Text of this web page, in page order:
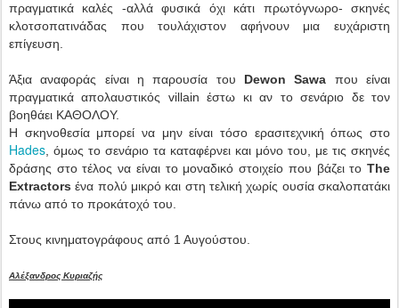
πραγματικά καλές -αλλά φυσικά όχι κάτι πρωτόγνωρο- σκηνές
κλοτσοπατινάδας που τουλάχιστον αφήνουν μια ευχάριστη
επίγευση.
Άξια αναφοράς είναι η παρουσία του Dewon Sawa που είναι
πραγματικά απολαυστικός villain έστω κι αν το σενάριο δε τον
βοηθάει ΚΑΘΟΛΟΥ.
Η σκηνοθεσία μπορεί να μην είναι τόσο ερασιτεχνική όπως στο
Hades, όμως το σενάριο τα καταφέρνει και μόνο του, με τις σκηνές
δράσης στο τέλος να είναι το μοναδικό στοιχείο που βάζει το The
Extractors ένα πολύ μικρό και στη τελική χωρίς ουσία σκαλοπατάκι
πάνω από το προκάτοχό του.
Στους κινηματογράφους από 1 Αυγούστου.
Αλέξανδρος Κυριαζής